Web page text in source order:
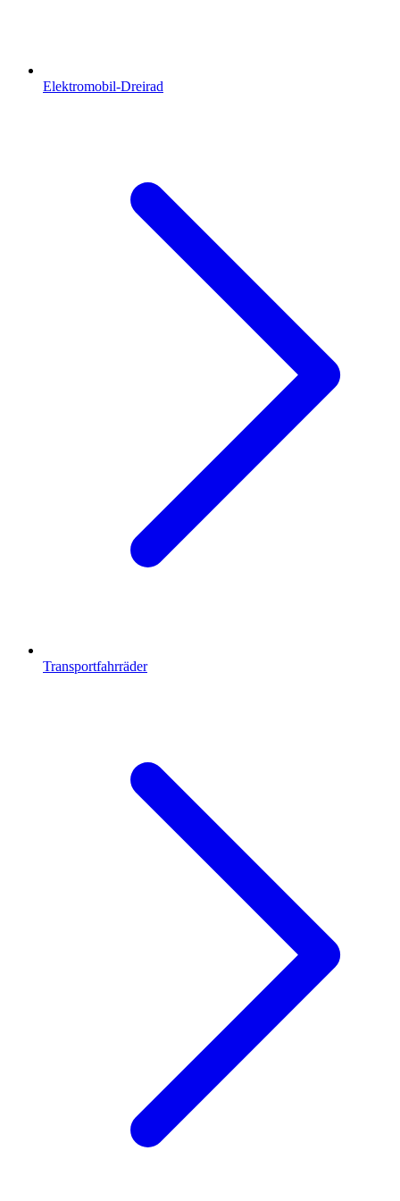
Elektromobil-Dreirad
Transportfahrräder